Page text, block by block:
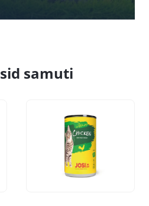
samuti